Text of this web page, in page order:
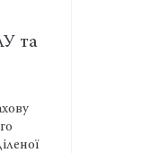
–
чужих